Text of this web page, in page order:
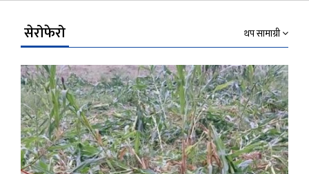
सेरोफेरो थप सामाग्री